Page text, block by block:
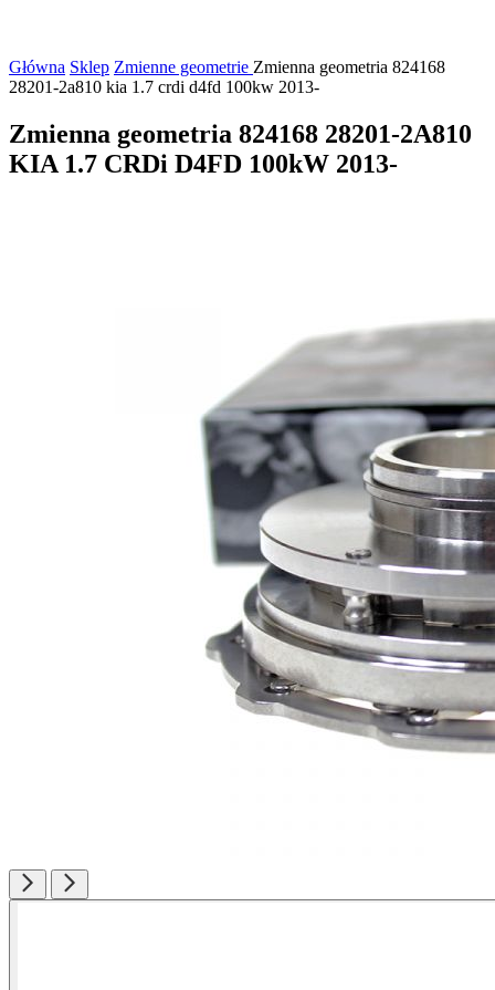
Główna Sklep Zmienne geometrie Zmienna geometria 824168
28201-2a810 kia 1.7 crdi d4fd 100kw 2013-
Zmienna geometria 824168 28201-2A810
KIA 1.7 CRDi D4FD 100kW 2013-